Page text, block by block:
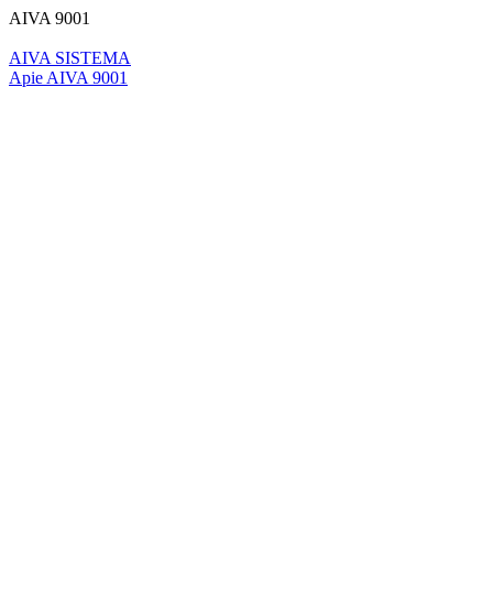
AIVA 9001
AIVA SISTEMA
Apie AIVA 9001